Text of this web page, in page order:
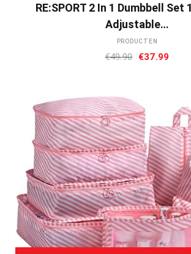
RE:SPORT 2 In 1 Dumbbell Set
Adjustable…
PRODUCTEN
€49.90 €37.99